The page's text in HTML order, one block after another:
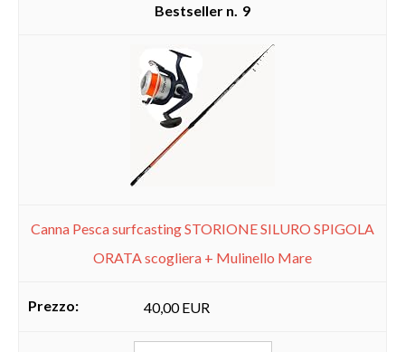
9
Canna Pesca surfcasting STORIONE SILURO SPIGOLA
ORATA scogliera + Mulinello Mare
40,00 EUR